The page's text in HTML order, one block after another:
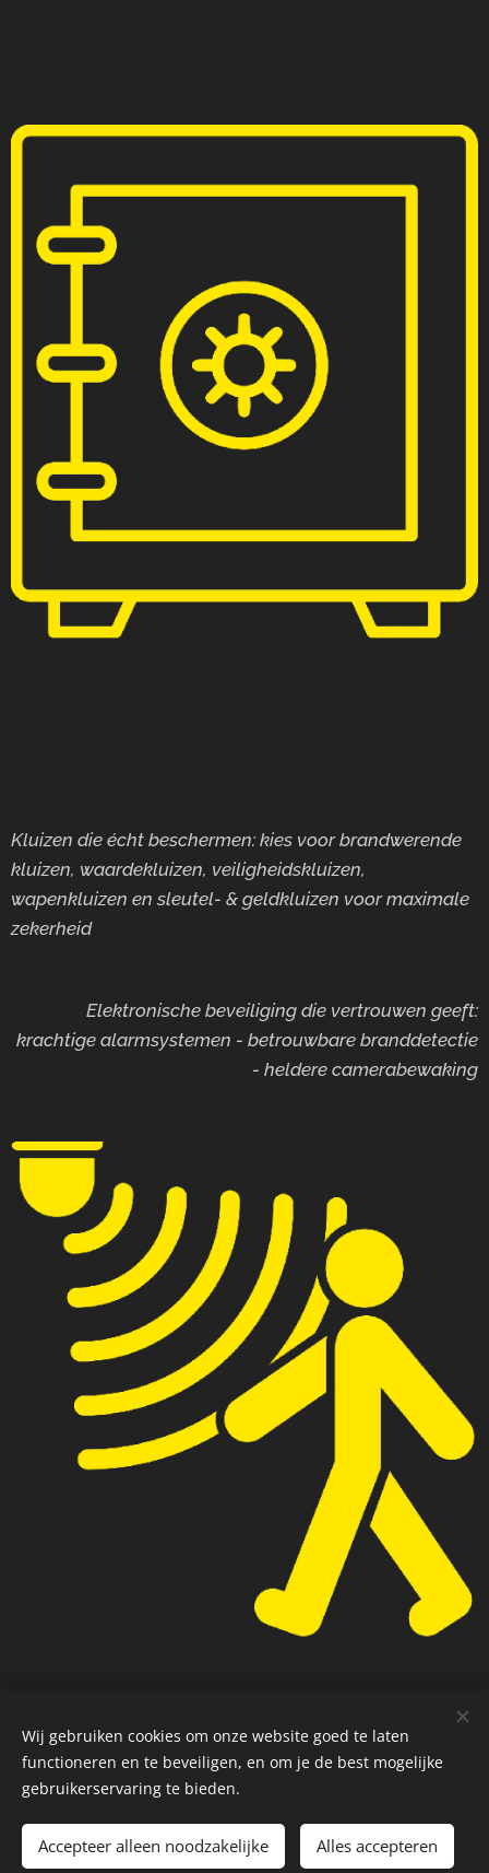
Kluizen die écht beschermen: kies voor brandwerende
kluizen, waardekluizen, veiligheidskluizen,
wapenkluizen en sleutel- & geldkluizen voor maximale
zekerheid
Elektronische beveiliging die vertrouwen geeft:
krachtige alarmsystemen - betrouwbare branddetectie
- heldere camerabewaking
Privacybeleid Cookies
Wij gebruiken cookies om onze website goed te laten
functioneren en te beveiligen, en om je de best mogelijke
gebruikerservaring te bieden.
Accepteer alleen noodzakelijke Alles accepteren